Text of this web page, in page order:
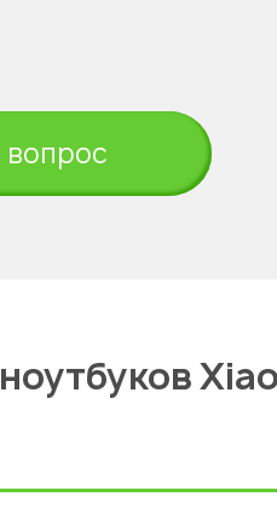
вопрос